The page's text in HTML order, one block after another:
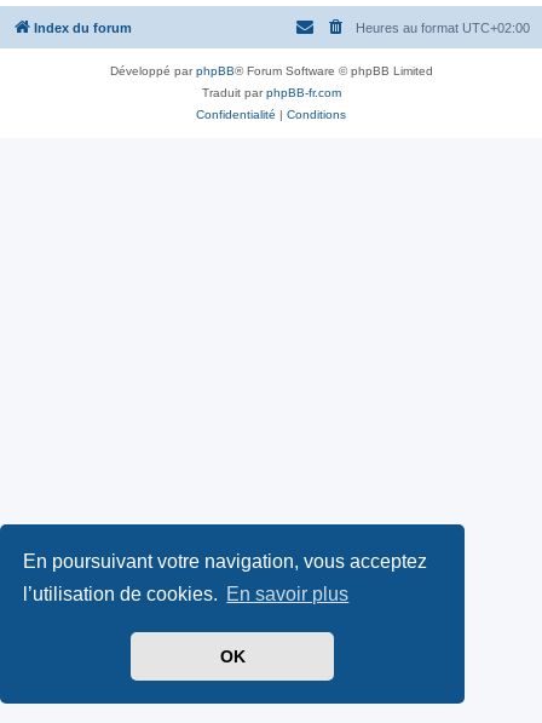
En poursuivant votre navigation, vous acceptez
l’utilisation de cookies. En savoir plus
OK
r
Index du forum Heures au format UTC+02:00
Développé parphpBB® Forum Software © phpBB Limited
Traduit parphpBB-fr.com
Confidentialité | Conditions